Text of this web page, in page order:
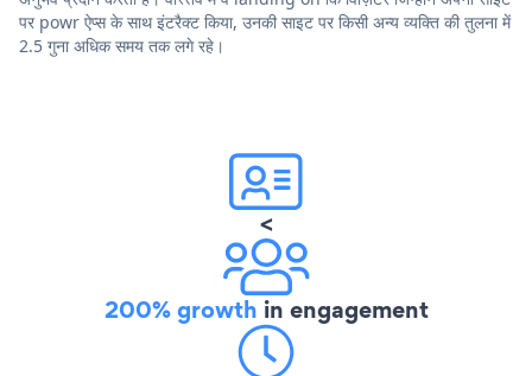
पर powr ऐप्स के साथ इंटरैक्ट किया, उनकी साइट पर किसी अन्य व्यक्ति की तुलना में
2.5 गुना अधिक समय तक लगे रहे।
<
200% growth in engagement